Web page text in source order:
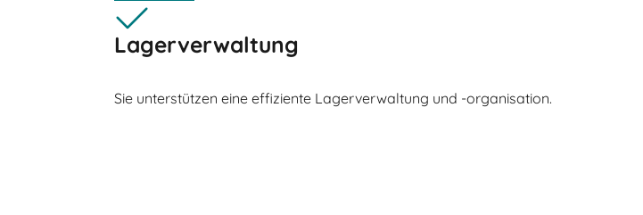
Lagerverwaltung
Sie unterstützen eine effiziente Lagerverwaltung und -organisation.